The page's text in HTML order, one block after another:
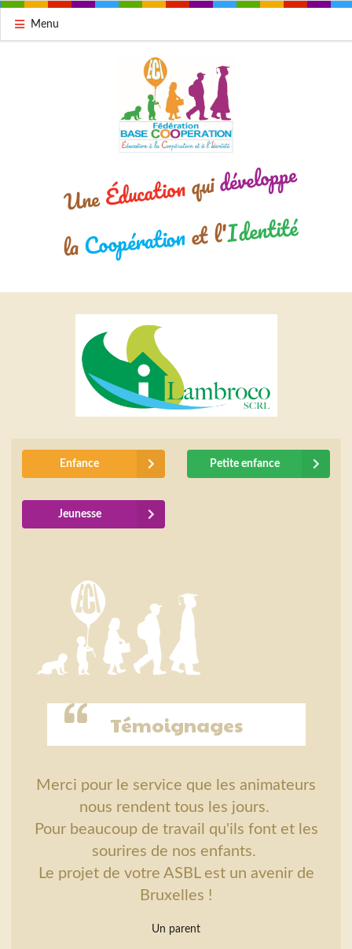
UneÉducationquidéveloppe
laCoopérationet l'Identité
Menu
Enfance Petite enfance
Jeunesse
Témoignages
Merci pour le service que les animateurs
nous rendent tous les jours.
Pour beaucoup de travail qu'ils font et les
sourires de nos enfants.
Le projet de votre ASBL est un avenir de
Bruxelles !
Un parent